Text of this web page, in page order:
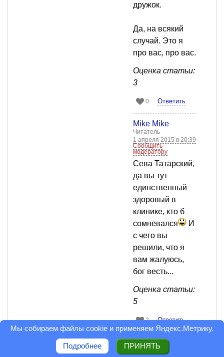
дружок.
Да, на всякий
случай. Это я
про вас, про вас.
Оценка статьи:
3
0 Ответить
Mike Mike
Читатель
1 апреля 2015 в 20:39
Сообщить
модератору
Сева Татарский,
да вы тут
единственный
здоровый в
клинике, кто б
сомневался
И
с чего вы
решили, что я
вам жалуюсь,
бог весть...
Оценка статьи:
5
2 Ответить
Сева Татарский
Дебютант
Мы собираем файлы cookie и применяем Яндекс.Метрику.
Подробнее ПРИНЯТЬ